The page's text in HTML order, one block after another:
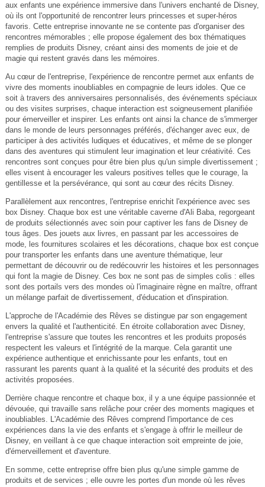
aux enfants une expérience immersive dans l'univers enchanté de Disney,
où ils ont l'opportunité de rencontrer leurs princesses et super-héros
favoris. Cette entreprise innovante ne se contente pas d'organiser des
rencontres mémorables ; elle propose également des box thématiques
remplies de produits Disney, créant ainsi des moments de joie et de
magie qui restent gravés dans les mémoires.
Au cœur de l'entreprise, l'expérience de rencontre permet aux enfants de
vivre des moments inoubliables en compagnie de leurs idoles. Que ce
soit à travers des anniversaires personnalisés, des événements spéciaux
ou des visites surprises, chaque interaction est soigneusement planifiée
pour émerveiller et inspirer. Les enfants ont ainsi la chance de s'immerger
dans le monde de leurs personnages préférés, d'échanger avec eux, de
participer à des activités ludiques et éducatives, et même de se plonger
dans des aventures qui stimulent leur imagination et leur créativité. Ces
rencontres sont conçues pour être bien plus qu'un simple divertissement ;
elles visent à encourager les valeurs positives telles que le courage, la
gentillesse et la persévérance, qui sont au cœur des récits Disney.
Parallèlement aux rencontres, l'entreprise enrichit l'expérience avec ses
box Disney. Chaque box est une véritable caverne d'Ali Baba, regorgeant
de produits sélectionnés avec soin pour captiver les fans de Disney de
tous âges. Des jouets aux livres, en passant par les accessoires de
mode, les fournitures scolaires et les décorations, chaque box est conçue
pour transporter les enfants dans une aventure thématique, leur
permettant de découvrir ou de redécouvrir les histoires et les personnages
qui font la magie de Disney. Ces box ne sont pas de simples colis : elles
sont des portails vers des mondes où l'imaginaire règne en maître, offrant
un mélange parfait de divertissement, d'éducation et d'inspiration.
L'approche de l'Académie des Rêves se distingue par son engagement
envers la qualité et l'authenticité. En étroite collaboration avec Disney,
l'entreprise s'assure que toutes les rencontres et les produits proposés
respectent les valeurs et l'intégrité de la marque. Cela garantit une
expérience authentique et enrichissante pour les enfants, tout en
rassurant les parents quant à la qualité et la sécurité des produits et des
activités proposées.
Derrière chaque rencontre et chaque box, il y a une équipe passionnée et
dévouée, qui travaille sans relâche pour créer des moments magiques et
inoubliables. L'Académie des Rêves comprend l'importance de ces
expériences dans la vie des enfants et s'engage à offrir le meilleur de
Disney, en veillant à ce que chaque interaction soit empreinte de joie,
d'émerveillement et d'aventure.
En somme, cette entreprise offre bien plus qu'une simple gamme de
produits et de services ; elle ouvre les portes d'un monde où les rêves